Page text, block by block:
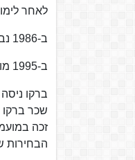
לאחר
ב-1986 נבחר למועצת הרובע למבת' שבלונדון.
ב-1995 מונה ליועץ שר, ושימש בתפקיד תחת שר במשרד האוצר ושרת התרבות.
שכר ברקו
זכה
הבחירות